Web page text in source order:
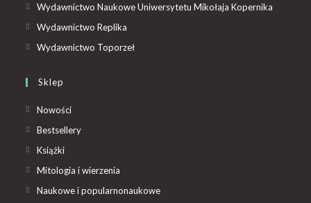
Wydawnictwo Naukowe Uniwersytetu Mikołaja Kopernika
Wydawnictwo Replika
Wydawnictwo Toporzeł
Sklep
Nowości
Bestsellery
Książki
Mitologia i wierzenia
Naukowe i popularnonaukowe